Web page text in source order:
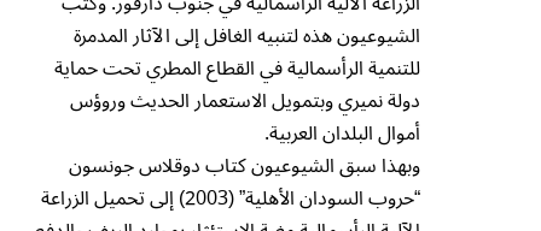
الشيوعيون هذه لتنبيه الغافل إلى الآثار المدمرة
للتنمية الرأسمالية في القطاع المطري تحت حماية
دولة نميري وبتمويل الاستعمار الحديث وروؤس
أموال البلدان العربية.
وبهذا سبق الشيوعيون كتاب دوقلاس جونسون
“حروب السودان الأهلية” (2003) إلى تحميل الزراعة